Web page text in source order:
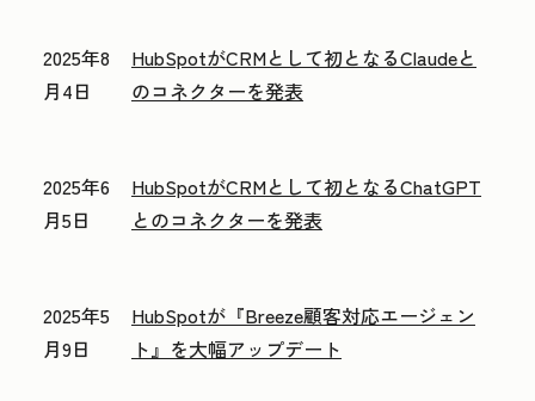
2025年8
月4日
HubSpotがCRMとして初となるClaudeと
のコネクターを発表
2025年6
月5日
HubSpotがCRMとして初となるChatGPT
とのコネクターを発表
2025年5
月9日
HubSpotが『Breeze顧客対応エージェン
ト』を大幅アップデート